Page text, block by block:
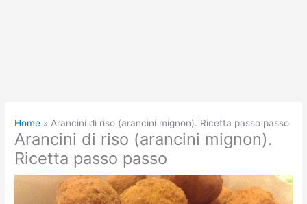
Home Arancini di riso (arancini mignon). Ricetta passo passo
Arancini di riso (arancini mignon).
Ricetta passo passo